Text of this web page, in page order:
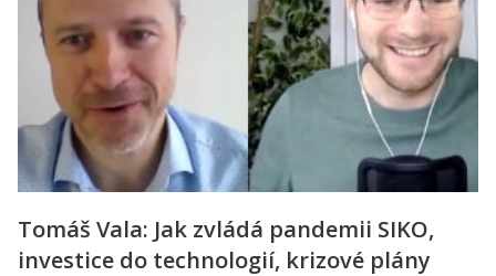
Tomáš Vala: Jak zvládá pandemii SIKO,
investice do technologií, krizové plány